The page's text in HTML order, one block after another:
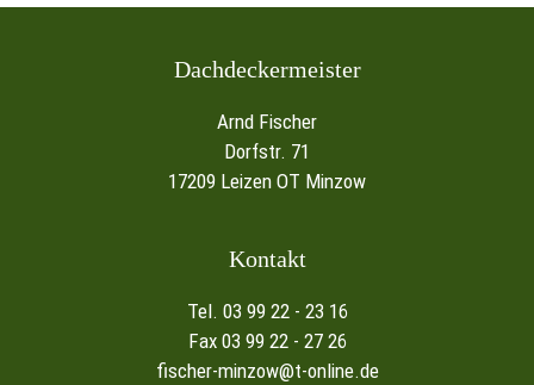
Dachdeckermeister
Arnd Fischer
Dorfstr. 71
17209 Leizen OT Minzow
Kontakt
Tel. 03 99 22 - 23 16
Fax 03 99 22 - 27 26
fischer-minzow@t-online.de